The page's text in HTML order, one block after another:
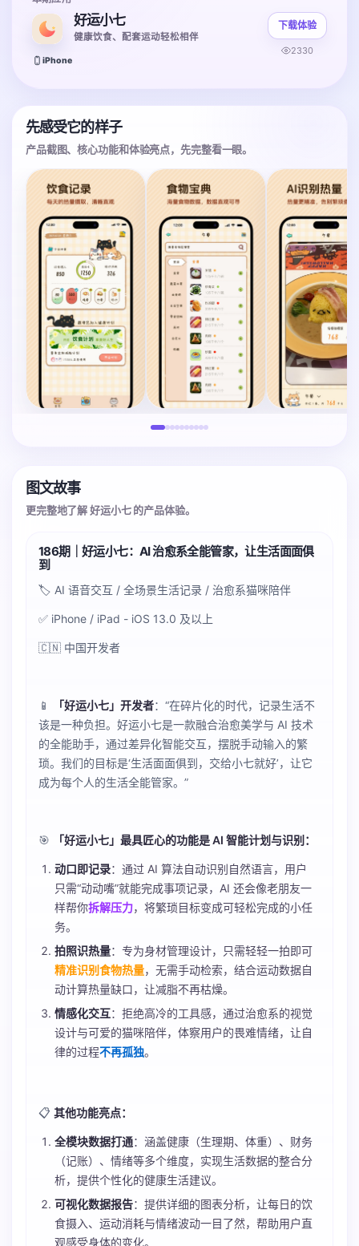
好运小七
健康饮食、配套运动轻松相伴
iPhone
下载体验
2330
先感受它的样子
产品截图、核心功能和体验亮点，先完整看一眼。
图文故事
更完整地了解 好运小七 的产品体验。
186期｜好运小七：AI 治愈系全能管家，让生活面面俱
到
🏷️ AI 语音交互 / 全场景生活记录 / 治愈系猫咪陪伴
✅ iPhone / iPad - iOS 13.0 及以上
🇨🇳 中国开发者
📱 「好运小七」开发者：“在碎片化的时代，记录生活不
该是一种负担。好运小七是一款融合治愈美学与 AI 技术
的全能助手，通过差异化智能交互，摆脱手动输入的繁
琐。我们的目标是‘生活面面俱到，交给小七就好’，让它
成为每个人的生活全能管家。”
🎯 「好运小七」最具匠心的功能是 AI 智能计划与识别：
动口即记录：通过 AI 算法自动识别自然语言，用户
只需“动动嘴”就能完成事项记录，AI 还会像老朋友一
样帮你拆解压力，将繁琐目标变成可轻松完成的小任
务。
拍照识热量：专为身材管理设计，只需轻轻一拍即可
精准识别食物热量，无需手动检索，结合运动数据自
动计算热量缺口，让减脂不再枯燥。
情感化交互：拒绝高冷的工具感，通过治愈系的视觉
设计与可爱的猫咪陪伴，体察用户的畏难情绪，让自
律的过程不再孤独。
📋 其他功能亮点：
全模块数据打通：涵盖健康（生理期、体重）、财务
（记账）、情绪等多个维度，实现生活数据的整合分
析，提供个性化的健康生活建议。
可视化数据报告：提供详细的图表分析，让每日的饮
食摄入、运动消耗与情绪波动一目了然，帮助用户直
观感受身体的变化。